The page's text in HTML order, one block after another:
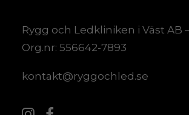
Rygg och Ledkliniken i Väst AB
Org.nr: 556642-7893
kontakt@ryggochled.se